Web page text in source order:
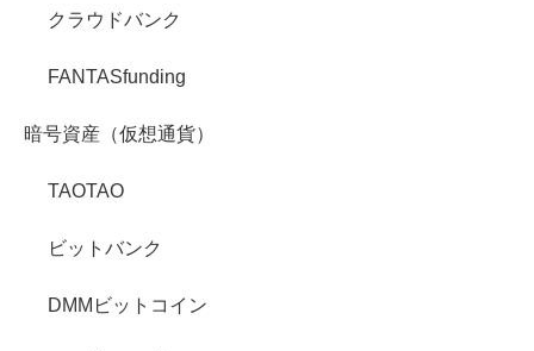
クラウドバンク
FANTASfunding
暗号資産（仮想通貨）
TAOTAO
ビットバンク
DMMビットコイン